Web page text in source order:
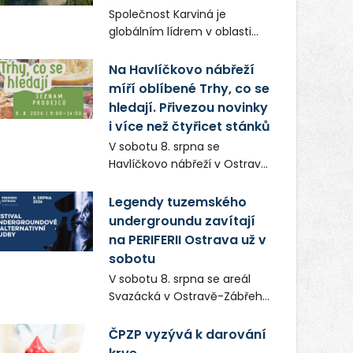
moravskoslezskou metropoli
nevybrali náhodou – její
přirozenou součástí příběhu
bývalého boxerského
šampiona Hoffa (Milan
Ondrík), jenž se po letech
vrací do světa vrcholových
zápasů, tentokrát v MMA.
Společnost Karviná je
globálním lídrem v oblasti
systémů, stabilním
zaměstnavatelem na
Karvinsku a firmou s
obrovským potenciálem.
Na Havlíčkovo nábřeží
míří oblíbené Trhy, co se
hledají. Přivezou novinky
i více než čtyřicet stánků
V sobotu 8. srpna se
Havlíčkovo nábřeží v Ostravě
vůní, chutí a poctivých
lokálních výrobků. Trhy, co se
hledají tentokrát nabídnou
více než čtyřicet pečlivě
vybraných stánků s kvalitní
gastronomií, farmářskými
produkty, designem i
Návštěvníci se mohou těšit
Legendy tuzemského
undergroundu zavítají
na PERIFERII Ostrava už v
sobotu
V sobotu 8. srpna se areál
Svazácká v Ostravě-Zábřehu
undergroundové a
alternativní hudby. Uskuteční
ČPZP vyzývá k darování